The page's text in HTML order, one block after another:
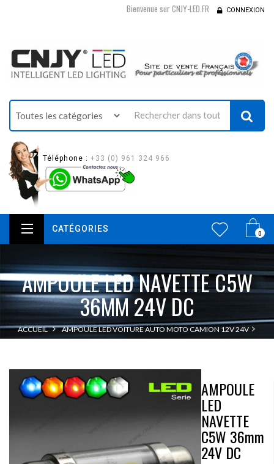
Bienvenue sur CNJY-LED.FR CONNEXION
Téléphone : +33 (0) 961 324 966
0
CATÉGORIES
AMPOULE LED NAVETTE C5W
36MM 24V DC
ACCUEIL
AMPOULE LED VOITURE AUTO MOTO CAMION 12V 24V
AMPOULE
LED
NAVETTE
C5W 36mm
24V DC